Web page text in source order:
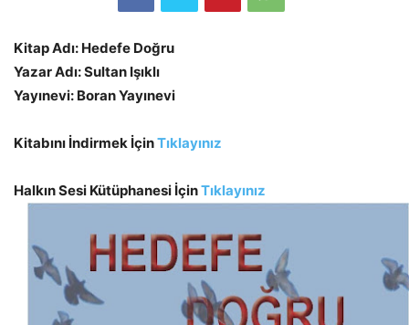
Kitap Adı: Hedefe Doğru
Yazar Adı: Sultan Işıklı
Yayınevi: Boran Yayınevi
Kitabını İndirmek İçinTıklayınız
Halkın Sesi Kütüphanesi İçinTıklayınız